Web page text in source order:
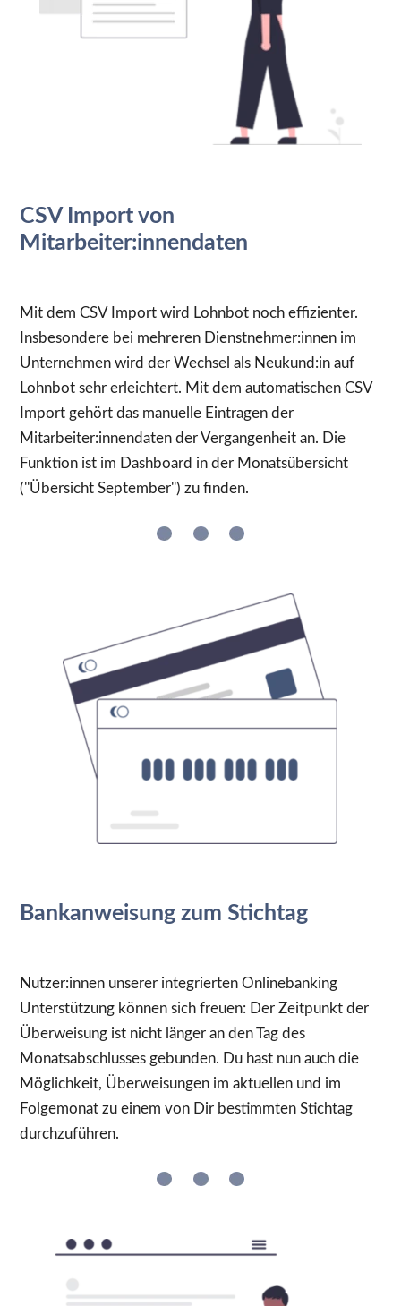
CSV Import von
Mitarbeiter:innendaten
Mit dem CSV Import wird Lohnbot noch effizienter.
Insbesondere bei mehreren Dienstnehmer:innen im
Unternehmen wird der Wechsel als Neukund:in auf
Lohnbot sehr erleichtert. Mit dem automatischen CSV
Import gehört das manuelle Eintragen der
Mitarbeiter:innendaten der Vergangenheit an. Die
Funktion ist im Dashboard in der Monatsübersicht
(''Übersicht September'') zu finden.
Bankanweisung zum Stichtag
Nutzer:innen unserer integrierten Onlinebanking
Unterstützung können sich freuen: Der Zeitpunkt der
Überweisung ist nicht länger an den Tag des
Monatsabschlusses gebunden. Du hast nun auch die
Möglichkeit, Überweisungen im aktuellen und im
Folgemonat zu einem von Dir bestimmten Stichtag
durchzuführen.